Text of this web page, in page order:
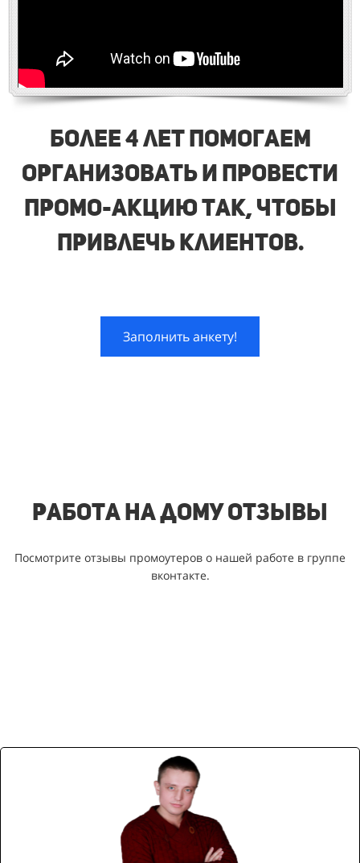
Более 4 лет помогаем
организовать и провести
промо-акцию так, чтобы
привлечь клиентов.
Заполнить анкету!
Работа на дому отзывы
Посмотрите отзывы промоутеров о нашей работе в группе
вконтакте.